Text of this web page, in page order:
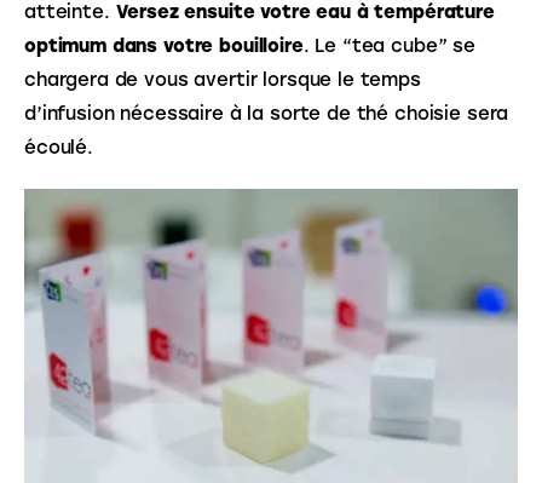
atteinte. Versez ensuite votre eau à température
optimum dans votre bouilloire. Le “tea cube” se
chargera de vous avertir lorsque le temps
d’infusion nécessaire à la sorte de thé choisie sera
écoulé.